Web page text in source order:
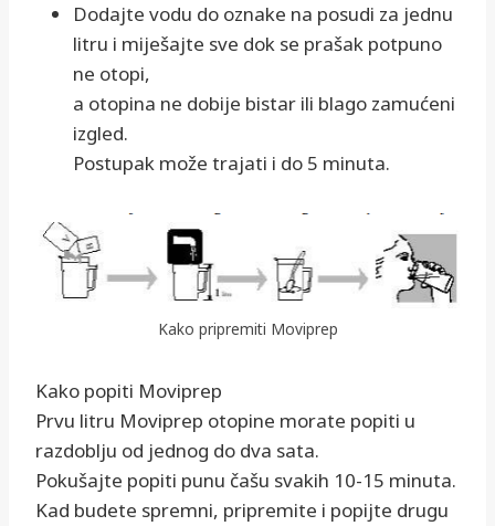
Dodajte vodu do oznake na posudi za jednu
litru i miješajte sve dok se prašak potpuno
ne otopi,
a otopina ne dobije bistar ili blago zamućeni
izgled.
Postupak može trajati i do 5 minuta.
Kako pripremiti Moviprep
Kako popiti Moviprep
Prvu litru Moviprep otopine morate popiti u
razdoblju od jednog do dva sata.
Pokušajte popiti punu čašu svakih 10-15 minuta.
Kad budete spremni, pripremite i popijte drugu